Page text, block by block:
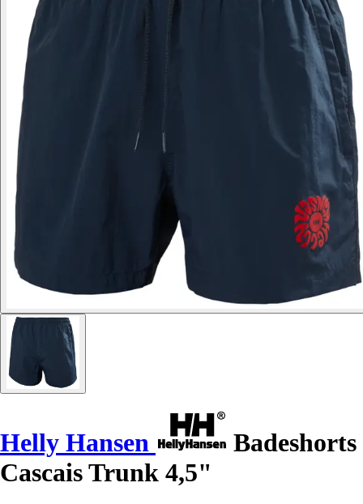
Helly Hansen
Badeshorts
Cascais Trunk 4,5"